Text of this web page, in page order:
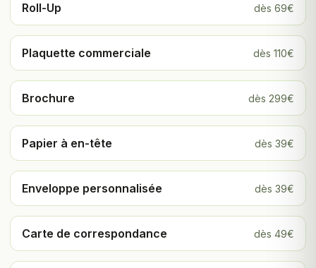
Roll-Up dès 69€
Plaquette commerciale dès 110€
Brochure dès 299€
Papier à en-tête dès 39€
Enveloppe personnalisée dès 39€
Carte de correspondance dès 49€